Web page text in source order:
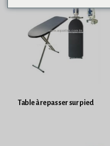
Table à repasser sur pied